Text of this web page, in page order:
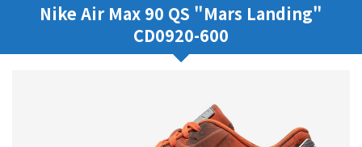
Nike Air Max 90 QS "Mars Landing"
CD0920-600